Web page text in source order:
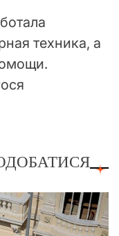
техника, а